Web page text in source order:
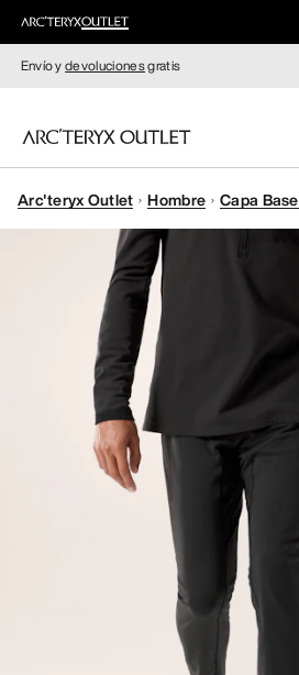
Envío ydevolucionesgratis
MUJERE
HOMBRE
Arc'teryx Outlet Hombre Capa Base